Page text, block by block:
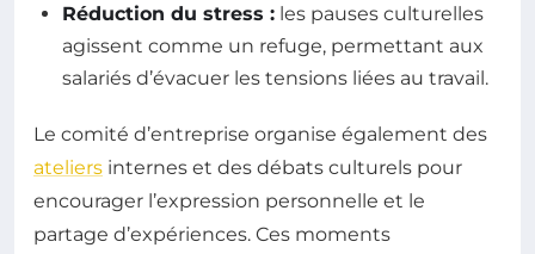
Réduction du stress : les pauses culturelles
agissent comme un refuge, permettant aux
salariés d’évacuer les tensions liées au travail.
Le comité d’entreprise organise également des
ateliers internes et des débats culturels pour
encourager l’expression personnelle et le
partage d’expériences. Ces moments